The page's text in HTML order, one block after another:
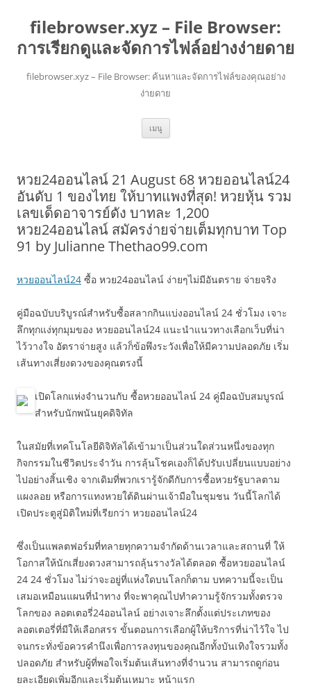
filebrowser.xyz – File Browser:
การเรียกดูและจัดการไฟล์อย่างง่ายดาย
filebrowser.xyz – File Browser: ค้นหาและจัดการไฟล์ของคุณอย่าง
ง่ายดาย
เมนู ข้าม
ยัง
หวย24ออนไลน์ 21 August 68 หวยออนไลน์24
อันดับ 1 ของไทย ให้บาทแพงที่สุด! หวยหุ้น รวม
เลขเด็ดอาจารย์ดัง บาทละ 1,200
หวย24ออนไลน์ สมัครง่ายจ่ายเต็มทุกบาท Top
91 by Julianne Thethao99.com
หวยออนไลน์24 ซื้อ หวย24ออนไลน์ ง่ายๆไม่มีอันตราย จ่ายจริง
คู่มือฉบับบริบูรณ์สำหรับซื้อสลากกินแบ่งออนไลน์ 24 ชั่วโมง เจาะ
ลึกทุกแง่ทุกมุมของ หวยออนไลน์24 แนะนำแนวทางเลือกเว็บที่น่า
ไว้วางใจ อัตราจ่ายสูง แล้วก็ข้อพึงระวังเพื่อให้มีความปลอดภัย เริ่ม
เส้นทางเสี่ยงดวงของคุณตรงนี้
เปิดโลกแห่งจำนวนกับ ซื้อหวยออนไลน์ 24 คู่มือฉบับสมบูรณ์
สำหรับนักพนันยุคดิจิทัล
ในสมัยที่เทคโนโลยีดิจิทัลได้เข้ามาเป็นส่วนใดส่วนหนึ่งของทุก
กิจกรรมในชีวิตประจำวัน การลุ้นโชคเองก็ได้ปรับเปลี่ยนแบบอย่าง
ไปอย่างสิ้นเชิง จากเดิมที่พวกเรารู้จักดีกับการซื้อหวยรัฐบาลตาม
แผงลอย หรือการแทงหวยใต้ดินผ่านเจ้ามือในชุมชน วันนี้โลกได้
เปิดประตูสู่มิติใหม่ที่เรียกว่า หวยออนไลน์24
ซึ่งเป็นแพลตฟอร์มที่ทลายทุกความจำกัดด้านเวลาและสถานที่ ให้
โอกาสให้นักเสี่ยงดวงสามารถลุ้นรางวัลได้ตลอด ซื้อหวยออนไลน์
24 24 ชั่วโมง ไม่ว่าจะอยู่ที่แห่งใดบนโลกก็ตาม บทความนี้จะเป็น
เสมอเหมือนแผนที่นำทาง ที่จะพาคุณไปทำความรู้จักรวมทั้งตรวจ
โลกของ ลอตเตอรี่24ออนไลน์ อย่างเจาะลึกตั้งแต่ประเภทของ
ลอตเตอรี่ที่มีให้เลือกสรร ขั้นตอนการเลือกผู้ให้บริการที่น่าไว้ใจ ไป
จนกระทั่งข้อควรคำนึงเพื่อการลงทุนของคุณอีกทั้งบันเทิงใจรวมทั้ง
ปลอดภัย สำหรับผู้ที่พอใจเริ่มต้นเส้นทางที่จำนวน สามารถดูก่อน
ยละเอียดเพิ่มอีกและเริ่มต้นเหมาะ หน้าแรก